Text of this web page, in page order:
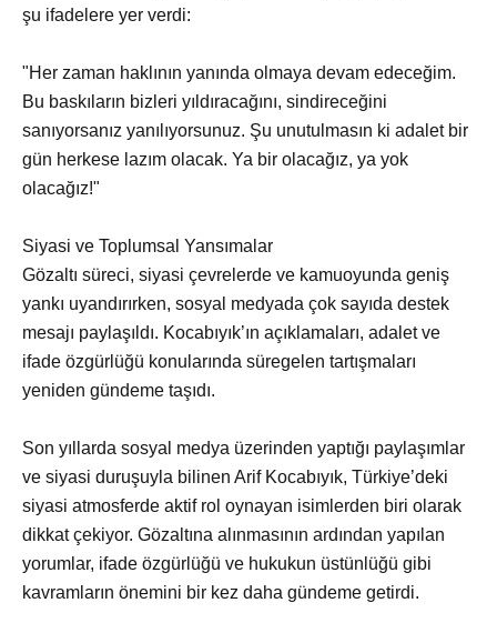
şu ifadelere yer verdi:
"Her zaman haklının yanında olmaya devam edeceğim.
Bu baskıların bizleri yıldıracağını, sindireceğini
sanıyorsanız yanılıyorsunuz. Şu unutulmasın ki adalet bir
gün herkese lazım olacak. Ya bir olacağız, ya yok
olacağız!"
Siyasi ve Toplumsal Yansımalar
Gözaltı süreci, siyasi çevrelerde ve kamuoyunda geniş
yankı uyandırırken, sosyal medyada çok sayıda destek
mesajı paylaşıldı. Kocabıyık’ın açıklamaları, adalet ve
ifade özgürlüğü konularında süregelen tartışmaları
yeniden gündeme taşıdı.
Son yıllarda sosyal medya üzerinden yaptığı paylaşımlar
ve siyasi duruşuyla bilinen Arif Kocabıyık, Türkiye’deki
siyasi atmosferde aktif rol oynayan isimlerden biri olarak
dikkat çekiyor. Gözaltına alınmasının ardından yapılan
yorumlar, ifade özgürlüğü ve hukukun üstünlüğü gibi
kavramların önemini bir kez daha gündeme getirdi.